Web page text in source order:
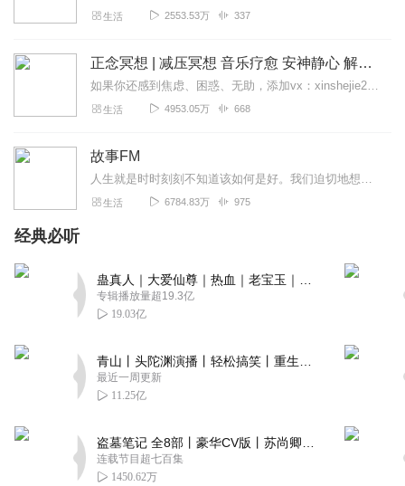
生活 2553.53万 337
正念冥想 | 减压冥想 音乐疗愈 安神静心 解郁降噪
如果你还感到焦虑、困惑、无助，添加vx：xinshejie2018、vx公众号：宣萱心伴，与主播宣萱开启心灵交流之旅，共建温暖的精神家园！如果你喜欢我的内容，请...
生活 4953.05万 668
故事FM
人生就是时时刻刻不知道该如何是好。我们迫切地想知道怎么解决问题，也同样挣扎着寻求理解和安慰。这样的你，并不孤独。重获新生的抑郁症病人；用一辈子摆脱原生家庭阴影的...
生活 6784.83万 975
经典必听
专辑播放量超19.3亿
19.03亿
最近一周更新
11.25亿
连载节目超七百集
1450.62万